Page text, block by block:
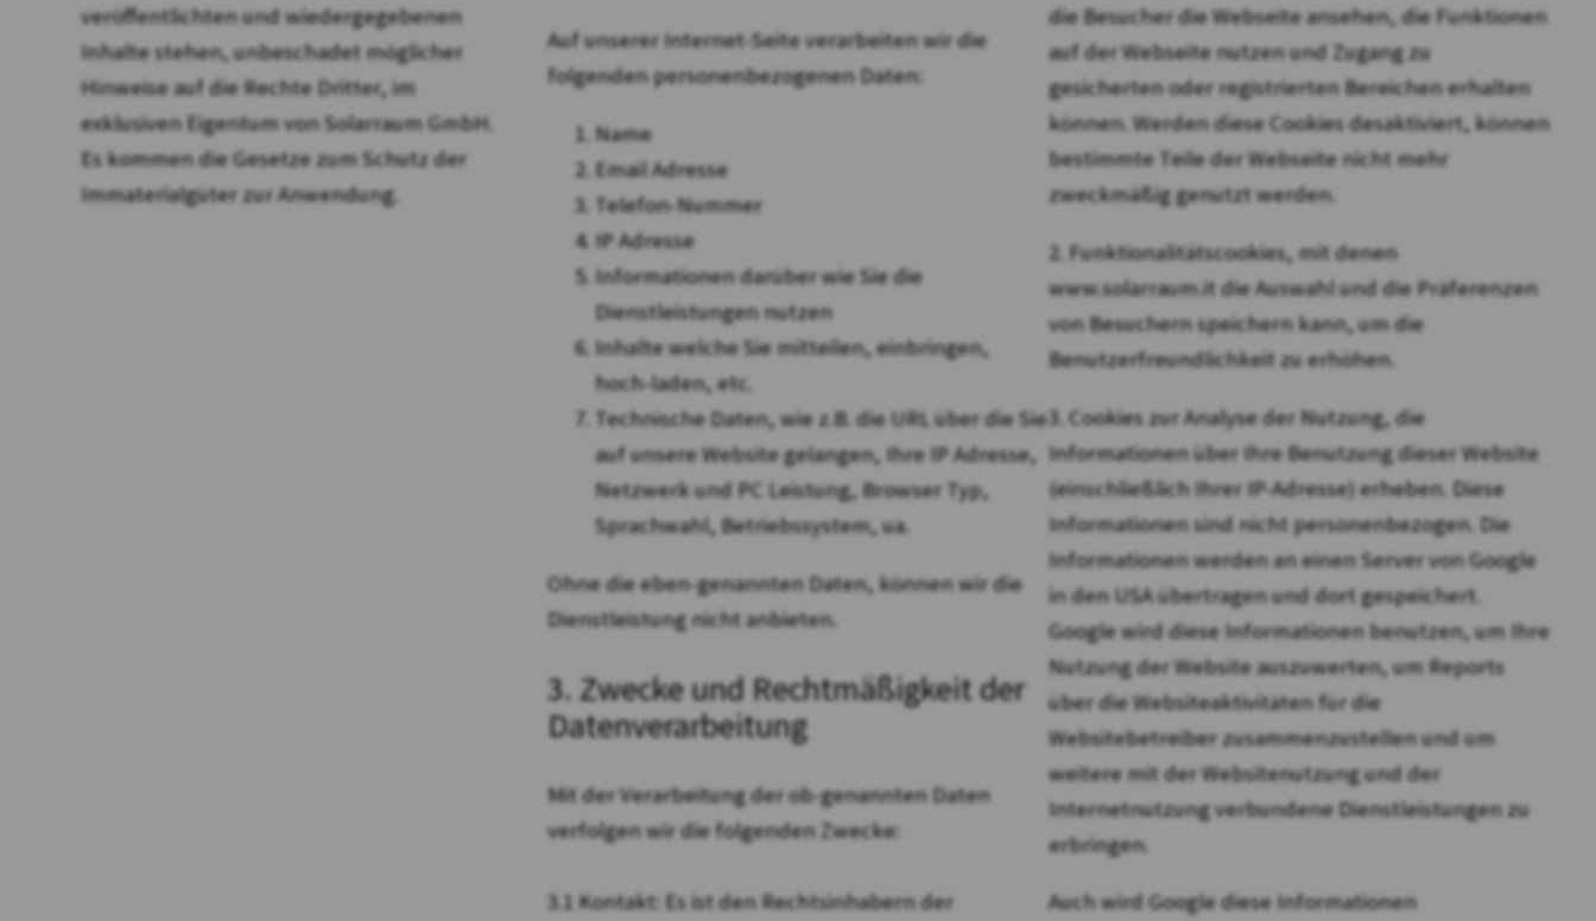
veröffentlichten und wiedergegebenen
Inhalte stehen, unbeschadet möglicher
Hinweise auf die Rechte Dritter, im
exklusiven Eigentum von Solarraum GmbH.
Es kommen die Gesetze zum Schutz der
Immaterialgüter zur Anwendung.
Auf unserer Internet-Seite verarbeiten wir die
folgenden personenbezogenen Daten:
Name
Email Adresse
Telefon-Nummer
IP Adresse
Informationen darüber wie Sie die
Dienstleistungen nutzen
Inhalte welche Sie mitteilen, einbringen,
hoch-laden, etc.
Technische Daten, wie z.B. die URL über die Sie
auf unsere Website gelangen, Ihre IP Adresse,
Netzwerk und PC Leistung, Browser Typ,
Sprachwahl, Betriebssystem, ua.
Ohne die eben-genannten Daten, können wir die
Dienstleistung nicht anbieten.
3. Zwecke und Rechtmäßigkeit der
Datenverarbeitung
Mit der Verarbeitung der ob-genannten Daten
verfolgen wir die folgenden Zwecke:
3.1 Kontakt: Es ist den Rechtsinhabern der
die Besucher die Webseite ansehen, die Funktionen
auf der Webseite nutzen und Zugang zu
gesicherten oder registrierten Bereichen erhalten
können. Werden diese Cookies desaktiviert, können
bestimmte Teile der Webseite nicht mehr
zweckmäßig genutzt werden.
2. Funktionalitätscookies, mit denen
www.solarraum.it die Auswahl und die Präferenzen
von Besuchern speichern kann, um die
Benutzerfreundlichkeit zu erhöhen.
3. Cookies zur Analyse der Nutzung, die
Informationen über Ihre Benutzung dieser Website
(einschließlich Ihrer IP-Adresse) erheben. Diese
Informationen sind nicht personenbezogen. Die
Informationen werden an einen Server von Google
in den USA übertragen und dort gespeichert.
Google wird diese Informationen benutzen, um Ihre
Nutzung der Website auszuwerten, um Reports
über die Websiteaktivitäten für die
Websitebetreiber zusammenzustellen und um
weitere mit der Websitenutzung und der
Internetnutzung verbundene Dienstleistungen zu
erbringen.
Auch wird Google diese Informationen